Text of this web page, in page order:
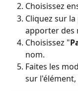
Choisissez
Cliquez sur
apporter des
Choisissez "
nom.
Faites les
sur l'élément,